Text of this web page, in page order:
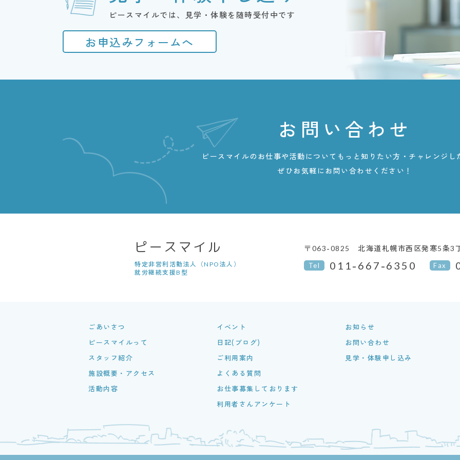
ピースマイルでは、見学・体験を随時受付中です
お申込みフォームへ
お問い合わせ
ピースマイルのお仕事や活動についてもっと知りたい方・チャレンジし
ぜひお気軽にお問い合わせください！
ピースマイル
特定非営利活動法人（NPO法人）
就労継続支援B型
〒063-0825 北海道札幌市西区発寒5条3
Tel 011-667-6350 Fax
ごあいさつ
ピースマイルって
スタッフ紹介
施設概要・アクセス
活動内容
イベント
日記(ブログ)
ご利用案内
よくある質問
お仕事募集しております
利用者さんアンケート
お知らせ
お問い合わせ
見学・体験申し込み